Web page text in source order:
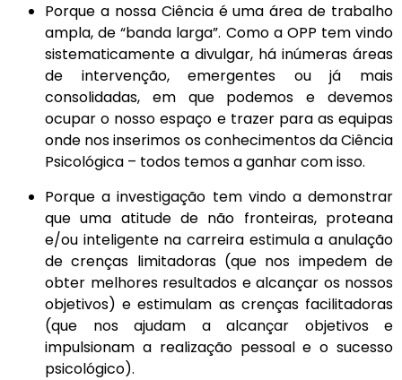
Porque a nossa Ciência é uma área de trabalho
ampla, de “banda larga”. Como a OPP tem vindo
sistematicamente a divulgar, há inúmeras áreas
de intervenção, emergentes ou já mais
consolidadas, em que podemos e devemos
ocupar o nosso espaço e trazer para as equipas
onde nos inserimos os conhecimentos da Ciência
Psicológica – todos temos a ganhar com isso.
Porque a investigação tem vindo a demonstrar
que uma atitude de não fronteiras, proteana
e/ou inteligente na carreira estimula a anulação
de crenças limitadoras (que nos impedem de
obter melhores resultados e alcançar os nossos
objetivos) e estimulam as crenças facilitadoras
(que nos ajudam a alcançar objetivos e
impulsionam a realização pessoal e o sucesso
psicológico).